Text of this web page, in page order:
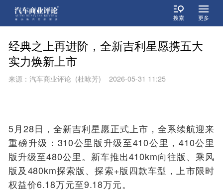
搜索 更多
经典之上再进阶，全新吉利星愿携五大
实力焕新上市
来源：汽车商业评论 (杜咏芳) 2026-05-31 11:25
5月28日，全新吉利星愿正式上市，全系续航迎来
重磅升级：310公里版升级至410公里，410公里
版升级至480公里。新车推出410km向往版、乘风
版及480km探索版、探索+版四款车型，上市限时
权益价6.18万元至9.18万元。